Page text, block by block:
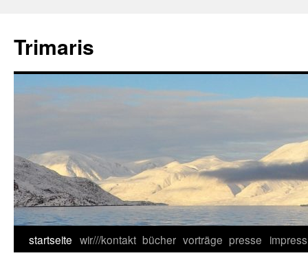
springen
Trimaris
startseite wir///kontakt bücher vorträge presse